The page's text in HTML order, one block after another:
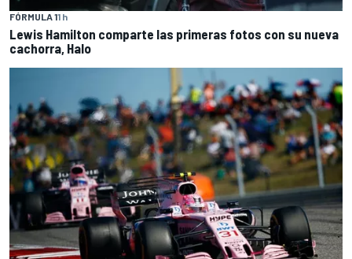
FÓRMULA 11 h
Lewis Hamilton comparte las primeras fotos con su nueva
cachorra, Halo